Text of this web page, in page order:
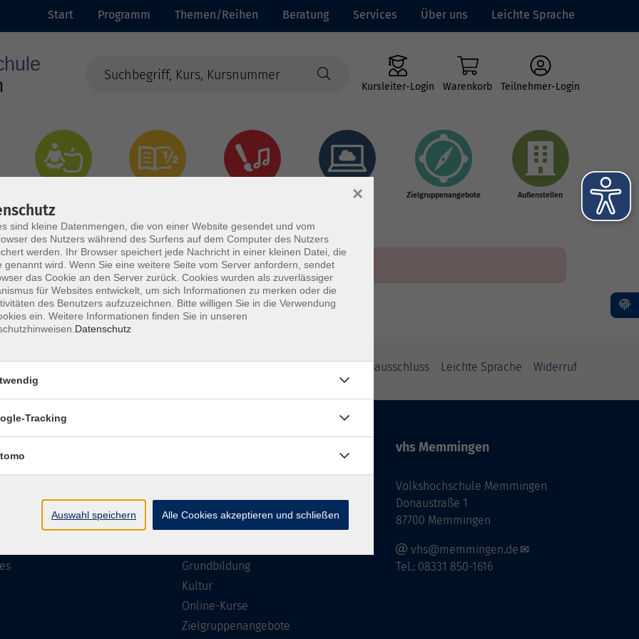
Start Programm Themen/Reihen Beratung Services Über uns Leichte Sprache
Kursleiter-Login Warenkorb Teilnehmer-Login
Online-Kurse Zielgruppenangebote Außenstellen
Haftungsausschluss Leichte Sprache Widerruf
Reihen
Grundbildung
Kultur
Online-Kurse
Zielgruppenangebote
vhs Memmingen
Volkshochschule Memmingen
Donaustraße 1
87700 Memmingen
vhs@memmingen.de
Tel.: 08331 850-1616
sind kleine Datenmengen, die von einer Website gesendet und vom
des Nutzers während des Surfens auf dem Computer des Nutzers
werden. Ihr Browser speichert jede Nachricht in einer kleinen Datei, die
genannt wird. Wenn Sie eine weitere Seite vom Server anfordern, sendet
das Cookie an den Server zurück. Cookies wurden als zuverlässiger
für Websites entwickelt, um sich Informationen zu merken oder die
des Benutzers aufzuzeichnen. Bitte willigen Sie in die Verwendung
ein. Weitere Informationen finden Sie in unseren
Datenschutz
×
Tracking
Auswahl speichern Alle Cookies akzeptieren und schließen